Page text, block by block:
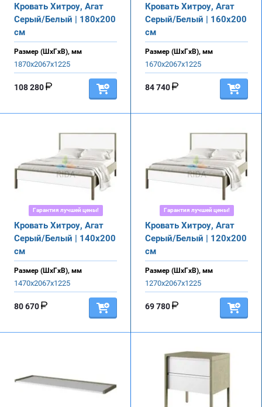
Кровать Хитроу, Агат
Серый/Белый | 180х200
см
Размер (ШхГхВ), мм
1870х2067х1225
108 280
Кровать Хитроу, Агат
Серый/Белый | 160х200
см
Размер (ШхГхВ), мм
1670х2067х1225
84 740
Гарантия лучшей цены!
Кровать Хитроу, Агат
Серый/Белый | 140х200
см
Размер (ШхГхВ), мм
1470х2067х1225
80 670
Гарантия лучшей цены!
Кровать Хитроу, Агат
Серый/Белый | 120х200
см
Размер (ШхГхВ), мм
1270х2067х1225
69 780